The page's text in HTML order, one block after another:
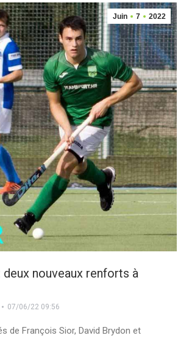
Juin 7 2022
nouveaux renforts à
07/06/22 09:56
de François Sior, David Brydon et